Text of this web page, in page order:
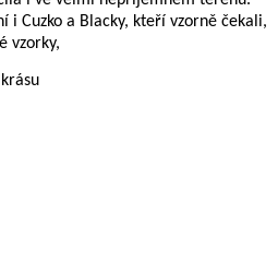
i Cuzko a Blacky, kteří vzorně čekali,
vzorky,